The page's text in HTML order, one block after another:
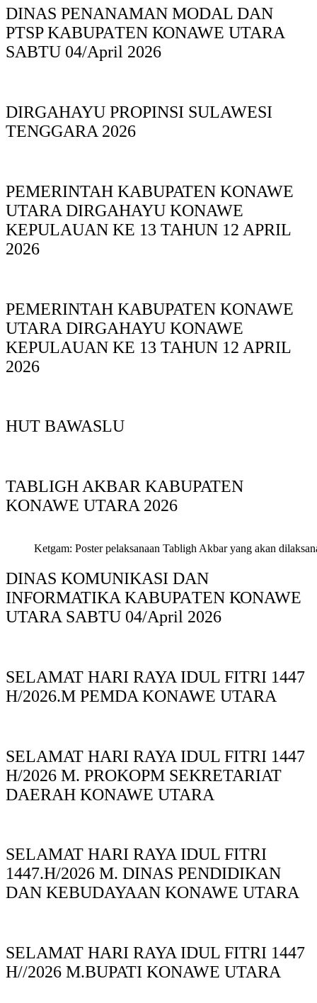
DINAS PΕΝΑΝΑΜAN MODAL DAN
PTSP KABUPAΤΕΝ ΚΟNAWE UTARA
SABTU 04/April 2026
DIRGAHAYU PROPINSI SULAWESI
TENGGARA 2026
PEMERINTAH KABUPATEN KONAWE
UTARA DIRGAHAYU KONAWE
KEPULAUAN KE 13 TAHUN 12 APRIL
2026
PEMERINTAH KABUPATEN KONAWE
UTARA DIRGAHAYU KONAWE
KEPULAUAN KE 13 TAHUN 12 APRIL
2026
HUT BAWASLU
TABLIGH AKBAR KABUPATEN
KONAWE UTARA 2026
Ketgam: Poster pelaksanaan Tabligh Akbar yang akan
DINAS KOMUNIKASI DAN
INFORMATIKA KABUPAΤΕΝ ΚΟNAWE
UTARA SABTU 04/April 2026
SELAMAT HARI RAYA IDUL FITRI 1447
H/2026.M PEMDA KONAWE UTARA
SELAMAT HARI RAYA IDUL FITRI 1447
H/2026 M. PROKOPM SEKRETARIAT
DAERAH KONAWE UTARA
SELAMAT HARI RAYA IDUL FITRI
1447.H/2026 M. DINAS PENDIDIKAN
DAN KEBUDAYAAN KONAWE UTARA
SELAMAT HARI RAYA IDUL FITRI 1447
H//2026 M.BUPATI KONAWE UTARA